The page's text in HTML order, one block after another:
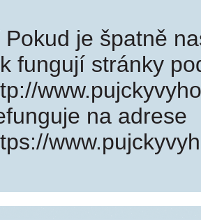
Pokud je špatně
fungují stránky
na adrese